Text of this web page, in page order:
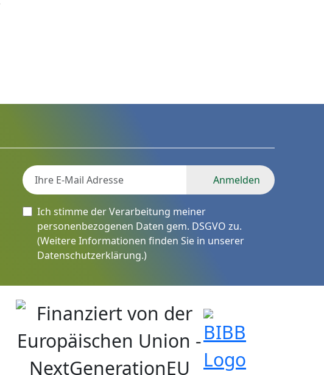
Anmelden
Ich stimme der Verarbeitung meiner
personenbezogenen Daten gem. DSGVO zu.
(Weitere Informationen finden Sie in unserer
Datenschutzerklärung.)